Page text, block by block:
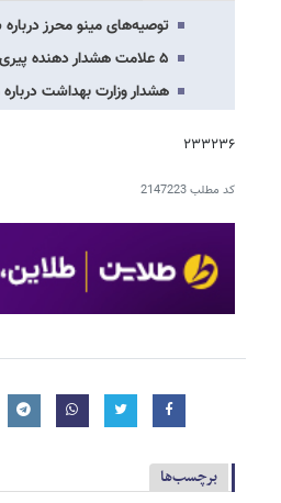
توصیه‌های مینو محرز
۵ علامت هشدار دهنده پیری زودرس مغز
هشدار وزارت بهداشت
۲۳۳۲۳۶
کد مطلب2147223
برچسب‌ها